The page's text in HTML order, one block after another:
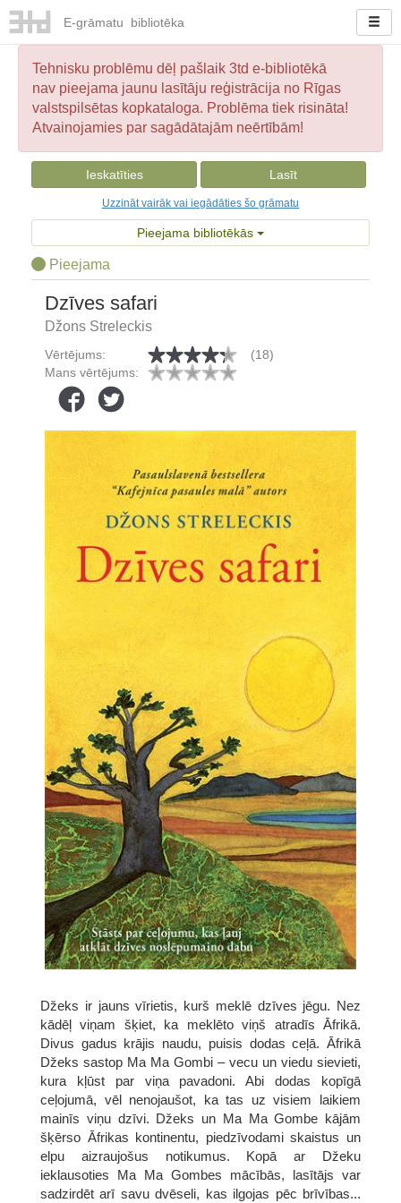
E-grāmatu bibliotēka
Tehnisku problēmu dēļ pašlaik 3td e-bibliotēkā
nav pieejama jaunu lasītāju reģistrācija no Rīgas
valstspilsētas kopkataloga. Problēma tiek risināta!
Atvainojamies par sagādātajām neērtībām!
Ieskatīties Lasīt
Uzzināt vairāk vai iegādāties šo grāmatu
Pieejama bibliotēkās
Pieejama
Dzīves safari
Džons Streleckis
Vērtējums:
(18)
Mans vērtējums:
Džeks ir jauns vīrietis, kurš meklē dzīves jēgu. Nez
kādēļ viņam šķiet, ka meklēto viņš atradīs Āfrikā.
Divus gadus krājis naudu, puisis dodas ceļā. Āfrikā
Džeks sastop Ma Ma Gombi – vecu un viedu sievieti,
kura kļūst par viņa pavadoni. Abi dodas kopīgā
ceļojumā, vēl nenojaušot, ka tas uz visiem laikiem
mainīs viņu dzīvi. Džeks un Ma Ma Gombe kājām
šķērso Āfrikas kontinentu, piedzīvodami skaistus un
elpu aizraujošus notikumus. Kopā ar Džeku
ieklausoties Ma Ma Gombes mācībās, lasītājs var
sadzirdēt arī savu dvēseli, kas ilgojas pēc brīvības...